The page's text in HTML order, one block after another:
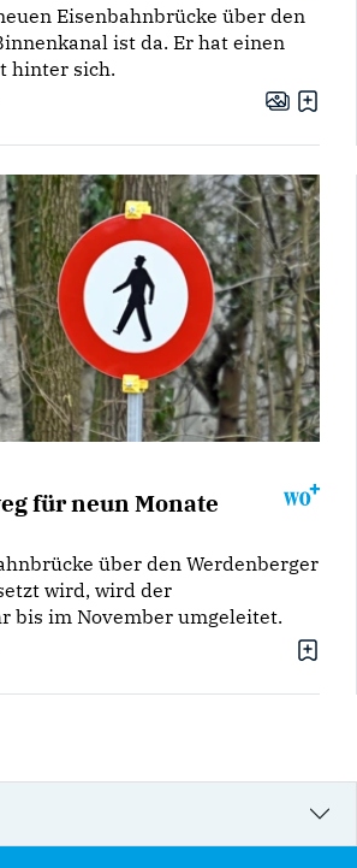
Eisenbahnbrücke über den
ist da. Er hat einen
hinter sich.
für neun Monate
über den Werdenberger
wird, wird der
bis im November umgeleitet.